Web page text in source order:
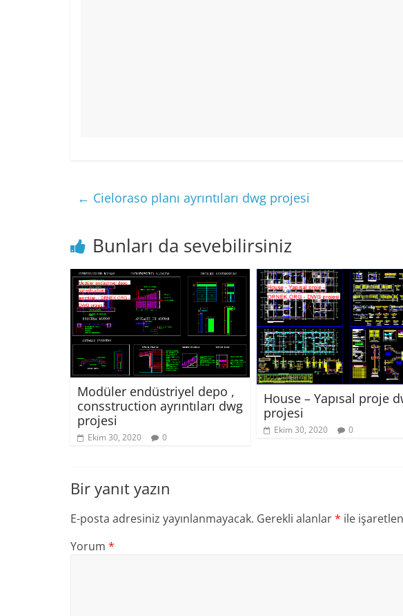
← Cieloraso planı ayrıntıları dwg projesi
Bunları da sevebilirsiniz
Modüler endüstriyel depo ,
consstruction ayrıntıları dwg
projesi
Ekim 30, 2020 0
House – Yapısal proje
projesi
Ekim 30, 2020 0
Bir yanıt yazın
E-posta adresiniz yayınlanmayacak. Gerekli alanlar* ile
Yorum *